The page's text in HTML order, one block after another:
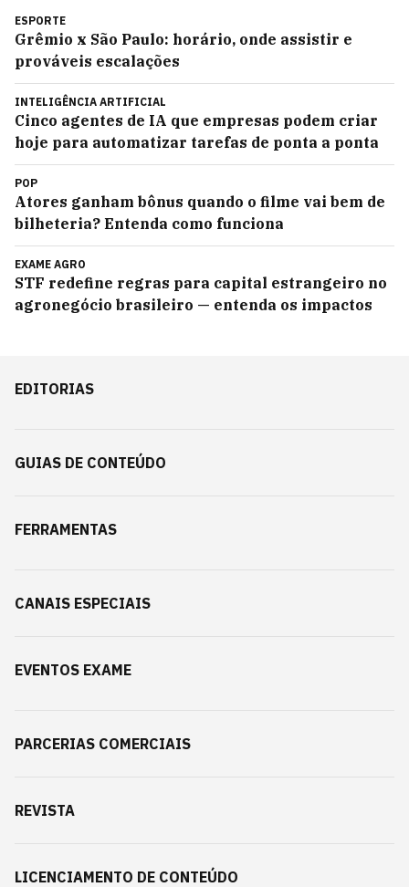
ESPORTE
Grêmio x São Paulo: horário, onde assistir e
prováveis escalações
INTELIGÊNCIA ARTIFICIAL
Cinco agentes de IA que empresas podem criar
hoje para automatizar tarefas de ponta a ponta
POP
Atores ganham bônus quando o filme vai bem de
bilheteria? Entenda como funciona
EXAME AGRO
STF redefine regras para capital estrangeiro no
agronegócio brasileiro — entenda os impactos
EDITORIAS
GUIAS DE CONTEÚDO
FERRAMENTAS
CANAIS ESPECIAIS
EVENTOS EXAME
PARCERIAS COMERCIAIS
REVISTA
LICENCIAMENTO DE CONTEÚDO